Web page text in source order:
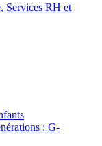
Services RH et
: G-